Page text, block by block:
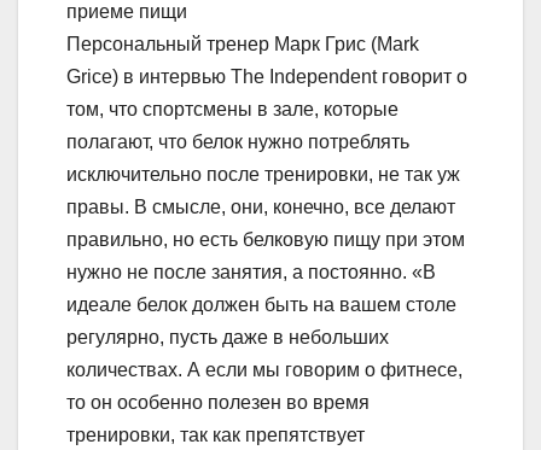
приеме пищи
Персональный тренер Марк Грис (Mark
Grice) в интервью The Independent говорит о
том, что спортсмены в зале, которые
полагают, что белок нужно потреблять
исключительно после тренировки, не так уж
правы. В смысле, они, конечно, все делают
правильно, но есть белковую пищу при этом
нужно не после занятия, а постоянно. «В
идеале белок должен быть на вашем столе
регулярно, пусть даже в небольших
количествах. А если мы говорим о фитнесе,
то он особенно полезен во время
тренировки, так как препятствует